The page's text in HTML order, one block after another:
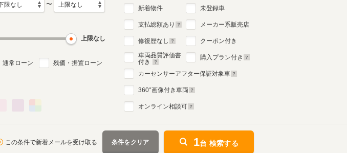
〜
上限なし
通常ローン 残価・据置ローン
新着物件
支払総額あり
修復歴なし
車両品質評価書
付き
未登録車
メーカー系販売店
クーポン付き
購入プラン付き
カーセンサーアフター保証対象車
360°画像付き車両
オンライン相談可
この条件で新着メールを受け取る 条件をクリア 1台 検索する